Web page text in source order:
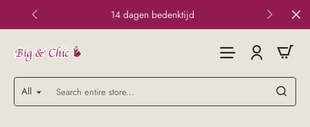
14 dagen bedenktijd
All
Search
entire